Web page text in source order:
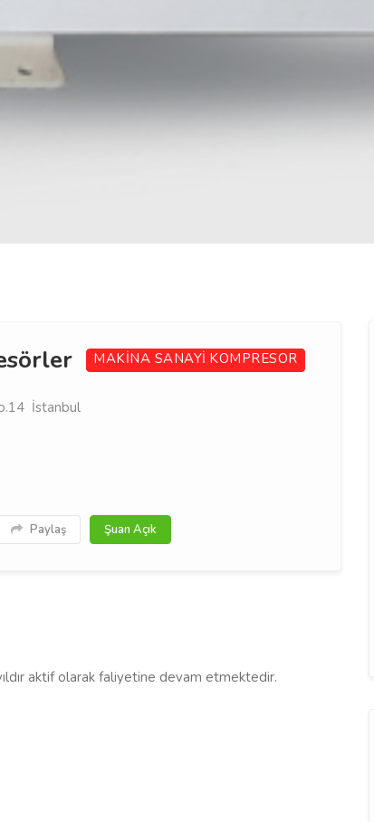
MAKİNA SANAYİ KOMPRESOR
İstanbul
Paylaş Şuan Açık
aktif olarak faliyetine devam etmektedir.